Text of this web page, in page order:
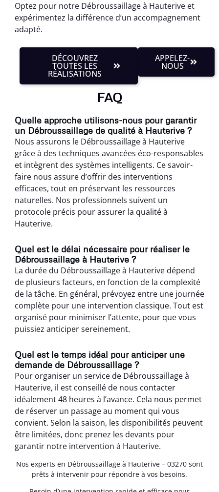
Optez pour notre Débroussaillage à Hauterive et
expérimentez la différence d’un accompagnement
adapté.
DÉCOUVREZ
TOUTES LES
RÉALISATIONS
APPELEZ-
NOUS
FAQ
Quelle approche utilisons-nous pour garantir
un Débroussaillage de qualité à Hauterive ?
Nous assurons le Débroussaillage à Hauterive
grâce à des techniques avancées éco-responsables
et intègrent des systèmes intelligents. Ce savoir-
faire nous assure d’offrir des interventions
efficaces, tout en préservant les ressources
naturelles. Nos professionnels suivent un
protocole précis pour assurer la qualité à
Hauterive.
Quel est le délai nécessaire pour réaliser le
Débroussaillage à Hauterive ?
La durée du Débroussaillage à Hauterive dépend
de plusieurs facteurs, en fonction de la complexité
de la tâche. En général, prévoyez entre une journée
complète pour une intervention classique. Tout est
organisé pour minimiser l’attente, pour que vous
puissiez anticiper sereinement.
Quel est le temps idéal pour anticiper une
demande de Débroussaillage ?
Pour organiser un service de Débroussaillage à
Hauterive, il est conseillé de nous contacter
idéalement 48 heures à l’avance. Cela nous permet
de réserver un passage au moment qui vous
convient. Selon la saison, les disponibilités peuvent
être limitées, donc prenez les devants pour
garantir notre intervention à Hauterive.
Nos experts en Débroussaillage à Hauterive – 03270 sont
prêts à intervenir pour répondre à vos besoins.